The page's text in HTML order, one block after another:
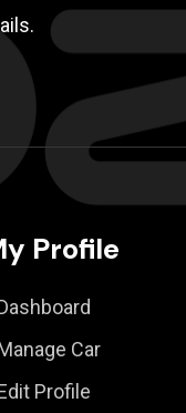
Profile
Car
Profile